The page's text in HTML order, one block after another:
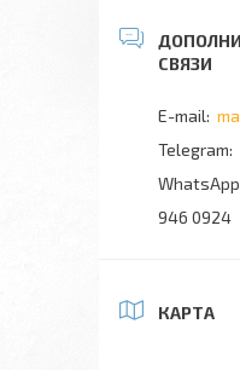
946 0924
КАРТА